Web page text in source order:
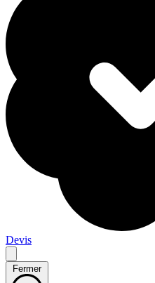
Devis
Fermer